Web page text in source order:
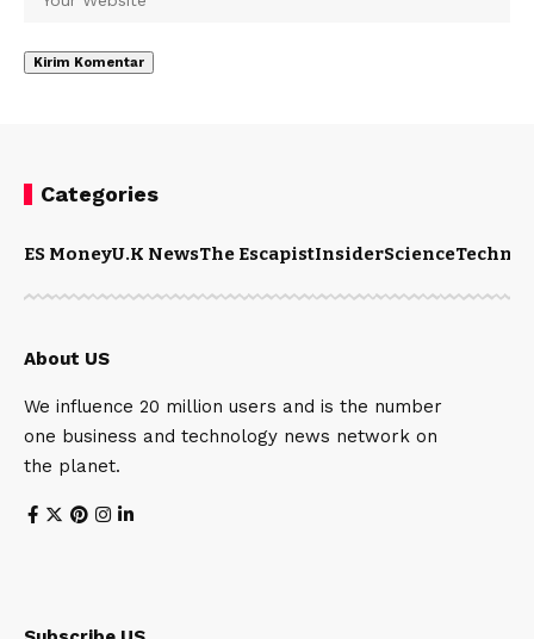
Categories
ES MoneyU.K NewsThe EscapistInsiderScience
About US
We influence 20 million users and is the number
one business and technology news network on
the planet.